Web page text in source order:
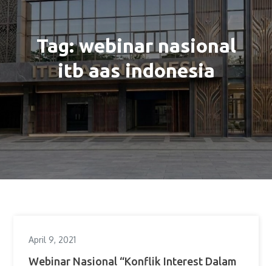
Tag:webinar nasional
itb aas indonesia
April 9, 2021
Webinar Nasional “Konflik Interest Dalam